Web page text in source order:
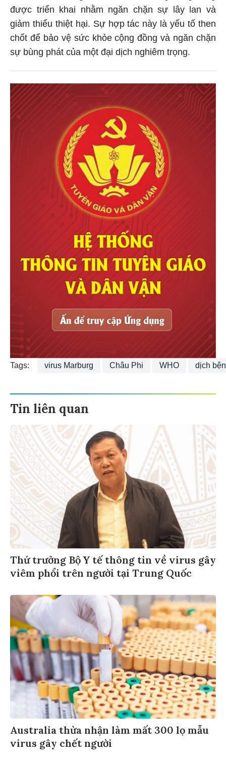
được triển khai nhằm ngăn chặn sự lây lan và
giảm thiểu thiệt hại. Sự hợp tác này là yếu tố then
chốt để bảo vệ sức khỏe cộng đồng và ngăn chặn
sự bùng phát của một đại dịch nghiêm trọng.
Tags: virus Marburg Châu Phi WHO dịch
Tin liên quan
Thứ trưởng Bộ Y tế thông tin về virus gây
viêm phổi trên người tại Trung Quốc
Australia thừa nhận làm mất 300 lọ mẫu
virus gây chết người